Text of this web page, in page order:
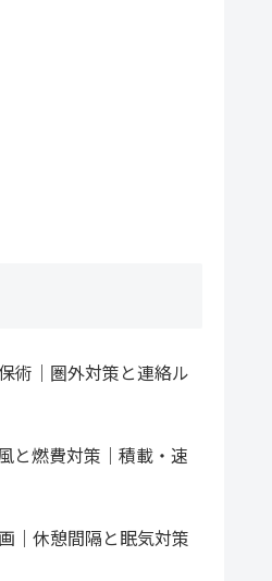
術｜圏外対策と連絡ル
と燃費対策｜積載・速
｜休憩間隔と眠気対策